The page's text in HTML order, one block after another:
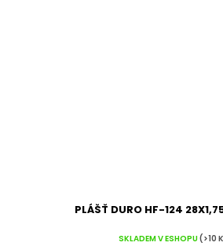
PLÁŠŤ DURO HF-124
SKLADEM V ESHOPU(>10